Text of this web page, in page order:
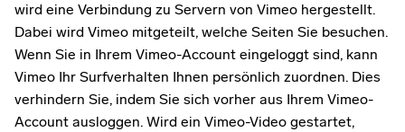
wird eine Verbindung zu Servern von Vimeo hergestellt.
Dabei wird Vimeo mitgeteilt, welche Seiten Sie besuchen.
Wenn Sie in Ihrem Vimeo-Account eingeloggt sind, kann
Vimeo Ihr Surfverhalten Ihnen persönlich zuordnen. Dies
verhindern Sie, indem Sie sich vorher aus Ihrem Vimeo-
Account ausloggen. Wird ein Vimeo-Video gestartet,